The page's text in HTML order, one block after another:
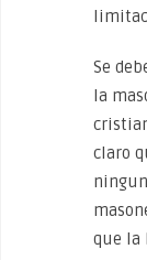
Se
la
claro
que la